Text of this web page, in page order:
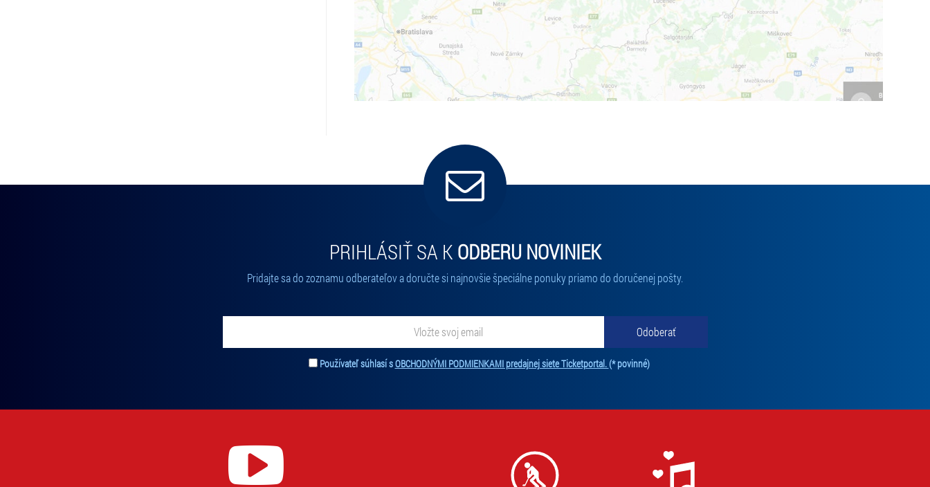
PRIHLÁSIŤ SA K ODBERU NOVINIEK
Pridajte sa do zoznamu odberateľov a doručte si najnovšie špeciálne ponuky priamo do doručenej pošty.
Odoberať
Zadajte svoju e-mailovú adresu, na ktorú vám budeme zasielať novinky. Vaša adresa nebude zdieľaná s tretími stranami.
Používateľ súhlasí sOBCHODNÝMI PODMIENKAMI predajnej siete Ticketportal. (* povinné)Tento súhlas je povinný na odber newslettra. Bez súhlasu nie je možné vás